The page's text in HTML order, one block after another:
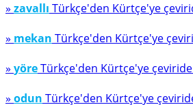
» zavallı Türkçe'den Kürtçe'ye
» mekan Türkçe'den Kürtçe'ye
» yöreTürkçe'den Kürtçe'ye
» odun Türkçe'den Kürtçe'ye